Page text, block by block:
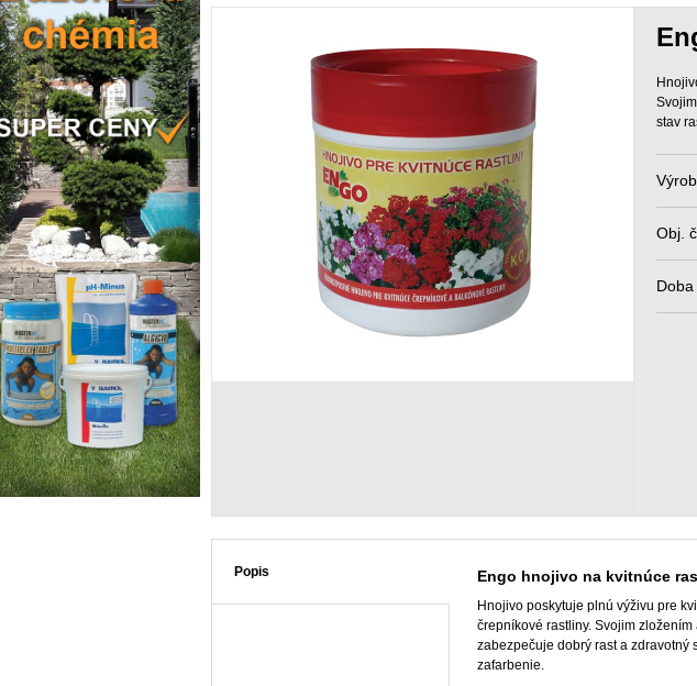
stav
Obj.
Popis Engo hnojivo na kvitnúce
Hnojivo poskytuje plnú výživu pre
črepníkové rastliny. Svojim
zabezpečuje dobrý rast a zdravotný
zafarbenie.